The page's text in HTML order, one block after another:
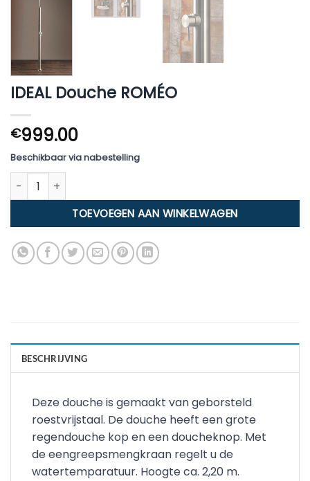
IDEAL Douche ROMÉO
€999.00
Beschikbaar via nabestelling
IDEAL Douche ROMÉO aantal
TOEVOEGEN AAN WINKELWAGEN
BESCHRIJVING
Deze douche is gemaakt van geborsteld
roestvrijstaal. De douche heeft een grote
regendouche kop en een doucheknop. Met
de eengreepsmengkraan regelt u de
watertemparatuur. Hoogte ca. 2,20 m.